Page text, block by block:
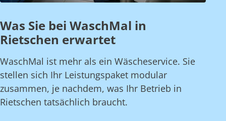
Was Sie bei WaschMal in
Rietschen erwartet
WaschMal ist mehr als ein Wäscheservice. Sie
stellen sich Ihr Leistungspaket modular
zusammen, je nachdem, was Ihr Betrieb in
Rietschen tatsächlich braucht.